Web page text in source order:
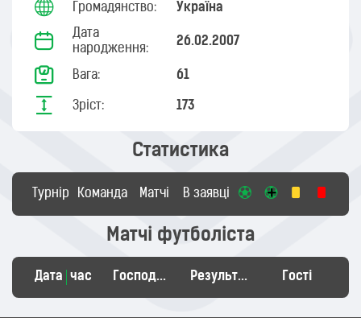
Громадянство: Україна
Дата
народження:
26.02.2007
Вага: 61
Зріст: 173
Статистика
Турнір Команда Матчі В заявці
Матчі футболіста
Дата час Господарі Результат Гості